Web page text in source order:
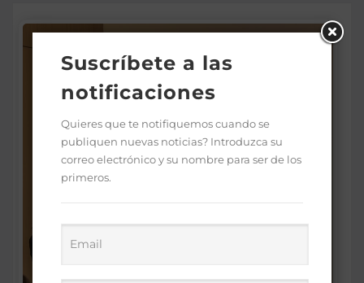
Suscríbete a las
notificaciones
Quieres que te notifiquemos cuando se
publiquen nuevas noticias? Introduzca su
correo electrónico y su nombre para ser de los
primeros.